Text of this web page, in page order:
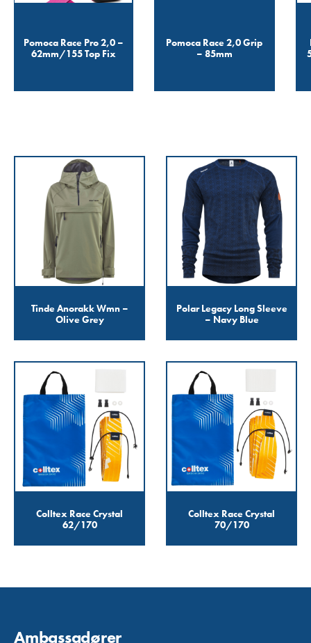
Pomoca Race Pro 2,0 –
62mm/155 Top Fix
Pomoca Race 2,0 Grip
– 85mm
Tinde Anorakk Wmn –
Olive Grey
Polar Legacy Long Sleeve
– Navy Blue
Colltex Race Crystal
62/170
Colltex Race Crystal
70/170
Ambassadører